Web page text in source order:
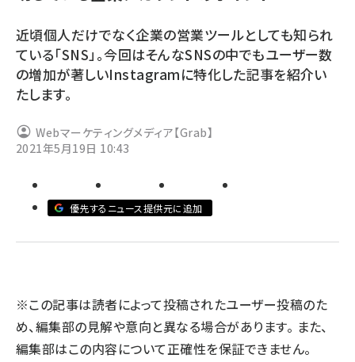
ai (2811)
youtube (2439)
note (2315)
セミナー (2308)
z世代 (1623)
meo (1277)
llmo (1166)
近頃個人だけでなく企業の営業ツールとしても知られ
ている「SNS」。今回はそんなSNSの中でもユーザー数
の増加が著しいInstagramに特化した記事を紹介い
たします。
Webマーケティングメディア【Grab】
2021年5月19日 10:43
優先するニュース提供元に追加
※この記事は読者によって投稿されたユーザー投稿のた
め、編集部の見解や意向と異なる場合があります。 また、
編集部はこの内容について正確性を保証できません。